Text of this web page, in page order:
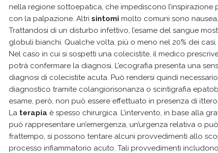
nella regione sottoepatica, che impediscono l’inspirazione
con la palpazione. Altri sintomi molto comuni sono
Trattandosi di un disturbo infettivo, l’esame del sangue
globuli bianchi. Qualche volta, più o meno nel 20% dei
Nel caso in cui si sospetti una colecistite, il medico
potrà confermare la diagnosi. L’ecografia presenta una
diagnosi di colecistite acuta. Può rendersi quindi
diagnostico tramite colangiorisonanza o scintigrafia
esame, però, non può essere effettuato in presenza di ittero.
La terapia è spesso chirurgica. L’intervento, in base alla
può rappresentare un’emergenza, un’urgenza relativa o
frattempo, si possono tentare alcuni provvedimenti allo
processo infiammatorio acuto. Tali provvedimenti